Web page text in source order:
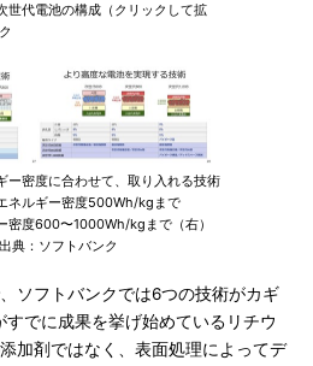
世代電池の構成（クリックして拡
ー密度に合わせて、取り入れる技術
ネルギー密度500Wh/kgまで
密度600〜1000Wh/kgまで（右）
典：ソフトバンク
ソフトバンクでは6つの技術がカギ
すでに成果を挙げ始めているリチウ
加剤ではなく、表面処理によってデ